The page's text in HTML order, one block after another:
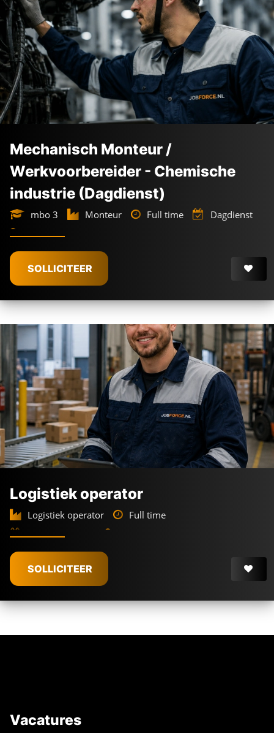
Mechanisch Monteur /
Werkvoorbereider - Chemische
industrie (Dagdienst)
mbo 3 Monteur Full time
Dagdienst
Botlek Rotterdam
SOLLICITEER
Logistiek operator
Logistiek operator
Full time
2-ploegendienst
€3.089 -€3.089
SOLLICITEER
Vacatures